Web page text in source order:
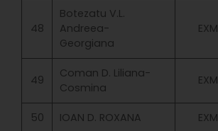
48
Botezatu V.L.
Andreea-
Georgiana
EXM
49
Coman D. Liliana-
Cosmina
EXM
50 IOAN D. ROXANA EXM